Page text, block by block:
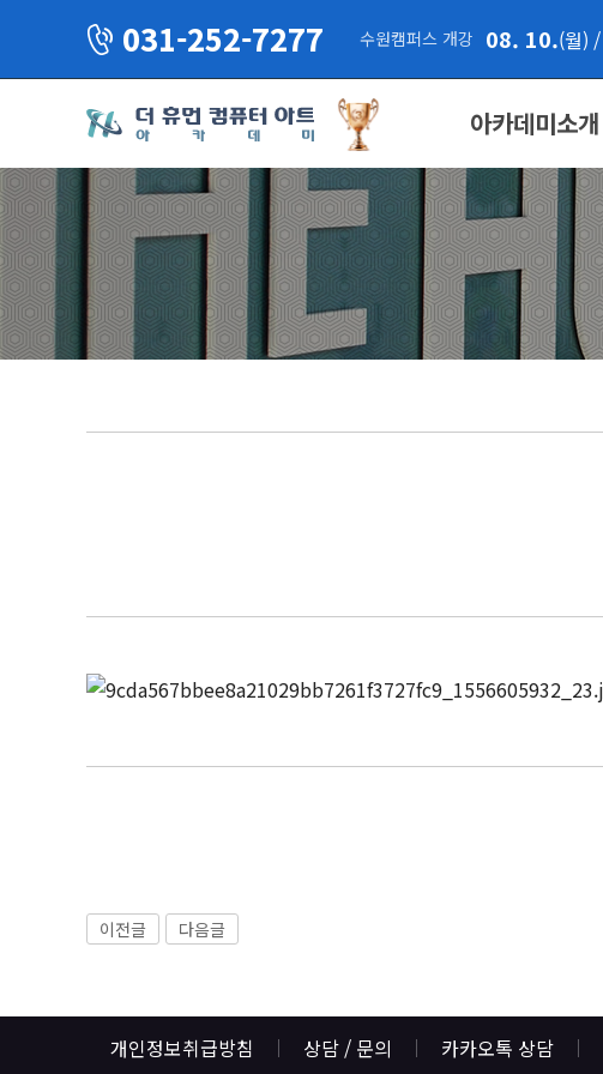
031-252-7277 수원캠퍼스 개강 08. 10.(월) /
아카데미소개
이전글 다음글
개인정보취급방침 상담 / 문의 카카오톡 상담